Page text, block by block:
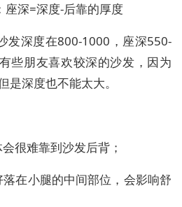
座深=深度-后靠的厚度
发深度在800-1000，座深550-
些朋友喜欢较深的沙发，因为
是深度也不能太大。
很难靠到沙发后背；
在小腿的中间部位，会影响舒